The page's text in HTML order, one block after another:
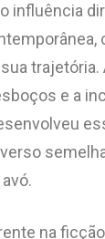
influência
trajetória.
e a
na